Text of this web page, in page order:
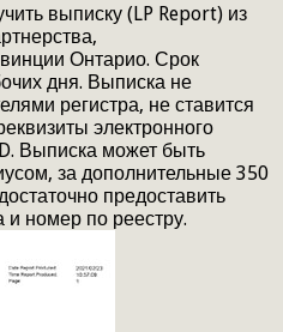
выписку (LP Report) из
Онтарио. Срок
дня. Выписка не
регистра, не ставится
электронного
Выписка может быть
за дополнительные 350
предоставить
и номер по реестру.